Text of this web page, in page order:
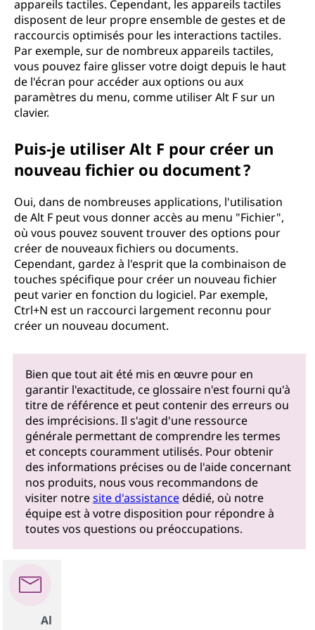
appareils tactiles. Cependant, les appareils tactiles
disposent de leur propre ensemble de gestes et de
raccourcis optimisés pour les interactions tactiles.
Par exemple, sur de nombreux appareils tactiles,
vous pouvez faire glisser votre doigt depuis le haut
de l'écran pour accéder aux options ou aux
paramètres du menu, comme utiliser Alt F sur un
clavier.
Puis-je utiliser Alt F pour créer un
nouveau fichier ou document ?
Oui, dans de nombreuses applications, l'utilisation
de Alt F peut vous donner accès au menu "Fichier",
où vous pouvez souvent trouver des options pour
créer de nouveaux fichiers ou documents.
Cependant, gardez à l'esprit que la combinaison de
touches spécifique pour créer un nouveau fichier
peut varier en fonction du logiciel. Par exemple,
Ctrl+N est un raccourci largement reconnu pour
créer un nouveau document.
Bien que tout ait été mis en œuvre pour en
garantir l'exactitude, ce glossaire n'est fourni qu'à
titre de référence et peut contenir des erreurs ou
des imprécisions. Il s'agit d'une ressource
générale permettant de comprendre les termes
et concepts couramment utilisés. Pour obtenir
des informations précises ou de l'aide concernant
nos produits, nous vous recommandons de
visiter notresite d'assistancedédié, où notre
équipe est à votre disposition pour répondre à
toutes vos questions ou préoccupations.
Al